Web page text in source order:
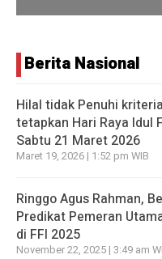
Berita Nasional
Hilal tidak Penuhi
tetapkan Hari Raya Idul
Sabtu 21 Maret 2026
Maret 19, 2026 | 1:52 pm WIB
Ringgo Agus Rahman,
Predikat Pemeran
di FFI 2025
November 22, 2025 | 3:49 am